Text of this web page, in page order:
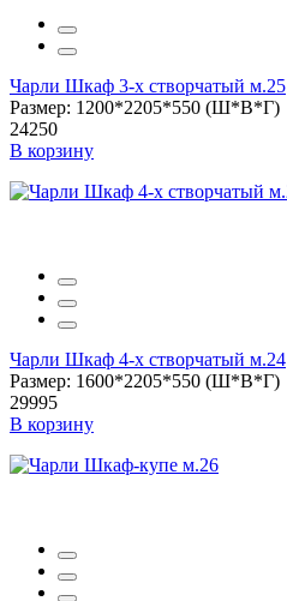
Чарли Шкаф 3-х створчатый м.25
Размер: 1200*2205*550 (Ш*В*Г)
24250
В корзину
Чарли Шкаф 4-х створчатый м.24
Размер: 1600*2205*550 (Ш*В*Г)
29995
В корзину